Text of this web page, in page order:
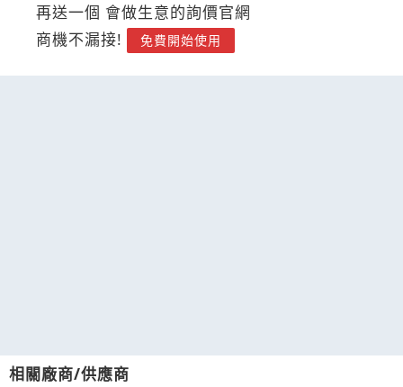
再送一個 會做生意的詢價官網
商機不漏接!
免費開始使用
相關廠商/供應商